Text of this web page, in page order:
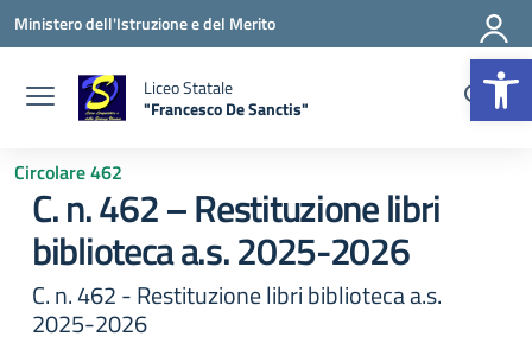
Vai ai contenuti
Vai al menu di navigazione
Vai al footer
Ministero dell'Istruzione e del Merito
Liceo Statale
"Francesco De Sanctis"
Circolare 462
C. n. 462 – Restituzione libri
biblioteca a.s. 2025-2026
C. n. 462 - Restituzione libri biblioteca a.s.
2025-2026